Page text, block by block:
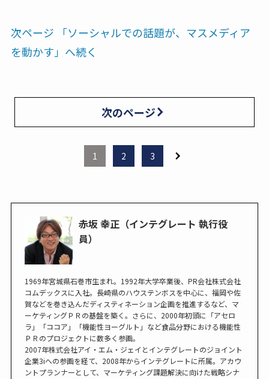
次ページ 「ソーシャルでの話題が、マスメディア
を動かす」へ続く
次のページ
1 2 3
赤坂 幸正（インテグレート 執行役
員）
1969年宮城県石巻市生まれ。1992年大学卒業後、PR会社株式会社
コムデックスに入社。長崎県のハウステンボスを中心に、福岡や佐
賀などを巻き込んだディスティネーション企画を推進するなど、マ
ーケティングＰＲの基盤を築く。さらに、2000年初頭に「アセロ
ラ」「ココア」「機能性ヨーグルト」など食品分野における機能性
ＰＲのプロジェクトに数多く参画。
2007年株式会社アイ・エム・ジェイとインテグレートのジョイント
企業3iへの参画を経て、2008年からインテグレートに所属。アカウ
ントプランナーとして、マーケティング課題解決に向けた戦略シナ